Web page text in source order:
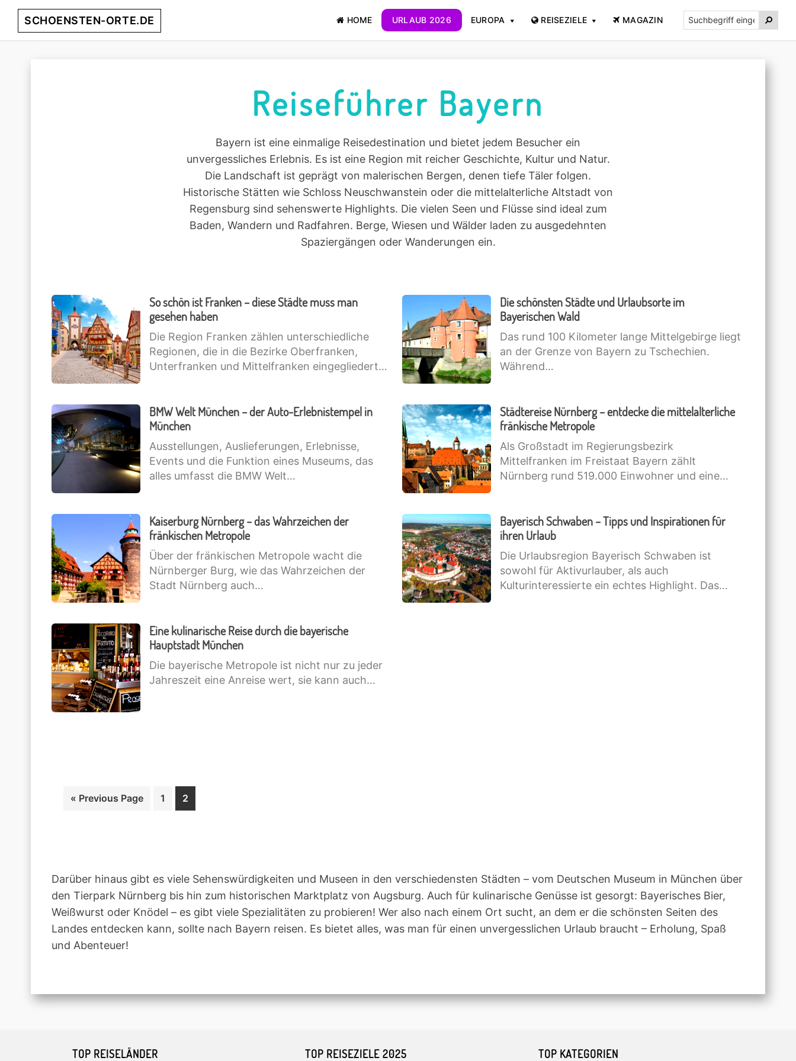
Skip
Skip
Skip
Skip
SCHOENSTEN-ORTE.DE HOME URLAUB 2026 EUROPA REISEZIELE MAGAZIN
Suchbegriff
eingeben...

Reiseführer Bayern
Bayern ist eine einmalige Reisedestination und bietet jedem Besucher ein
unvergessliches Erlebnis. Es ist eine Region mit reicher Geschichte, Kultur und Natur.
Die Landschaft ist geprägt von malerischen Bergen, denen tiefe Täler folgen.
Historische Stätten wie Schloss Neuschwanstein oder die mittelalterliche Altstadt von
Regensburg sind sehenswerte Highlights. Die vielen Seen und Flüsse sind ideal zum
Baden, Wandern und Radfahren. Berge, Wiesen und Wälder laden zu ausgedehnten
Spaziergängen oder Wanderungen ein.
So schön ist Franken – diese Städte muss man
gesehen haben
Die Region Franken zählen unterschiedliche
Regionen, die in die Bezirke Oberfranken,
Unterfranken und Mittelfranken eingegliedert…
Die schönsten Städte und Urlaubsorte im
Bayerischen Wald
Das rund 100 Kilometer lange Mittelgebirge liegt
an der Grenze von Bayern zu Tschechien.
Während…
BMW Welt München – der Auto-Erlebnistempel in
München
Ausstellungen, Auslieferungen, Erlebnisse,
Events und die Funktion eines Museums, das
alles umfasst die BMW Welt…
Städtereise Nürnberg – entdecke die mittelalterliche
fränkische Metropole
Als Großstadt im Regierungsbezirk
Mittelfranken im Freistaat Bayern zählt
Nürnberg rund 519.000 Einwohner und eine…
Kaiserburg Nürnberg – das Wahrzeichen der
fränkischen Metropole
Über der fränkischen Metropole wacht die
Nürnberger Burg, wie das Wahrzeichen der
Stadt Nürnberg auch…
Bayerisch Schwaben – Tipps und Inspirationen für
ihren Urlaub
Die Urlaubsregion Bayerisch Schwaben ist
sowohl für Aktivurlauber, als auch
Kulturinteressierte ein echtes Highlight. Das…
Eine kulinarische Reise durch die bayerische
Hauptstadt München
Die bayerische Metropole ist nicht nur zu jeder
Jahreszeit eine Anreise wert, sie kann auch…
« Go
Previous Page Page
1 Page
2
Darüber hinaus gibt es viele Sehenswürdigkeiten und Museen in den verschiedensten Städten – vom Deutschen Museum in München über
den Tierpark Nürnberg bis hin zum historischen Marktplatz von Augsburg. Auch für kulinarische Genüsse ist gesorgt: Bayerisches Bier,
Weißwurst oder Knödel – es gibt viele Spezialitäten zu probieren! Wer also nach einem Ort sucht, an dem er die schönsten Seiten des
Landes entdecken kann, sollte nach Bayern reisen. Es bietet alles, was man für einen unvergesslichen Urlaub braucht – Erholung, Spaß
und Abenteuer!
TOP REISELÄNDER TOP REISEZIELE 2025 TOP KATEGORIEN